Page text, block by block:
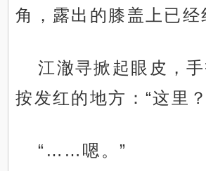
角，露出的膝盖上已经
江澈寻掀起眼皮，
按发红的地方：“这里
“……嗯。”